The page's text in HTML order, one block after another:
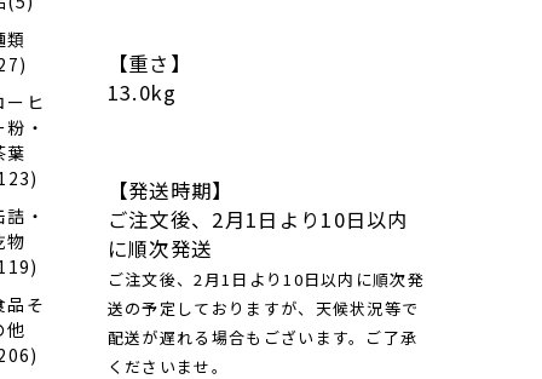
類
ーヒ
粉・
葉
詰・
物
品そ
他
【重さ】
13.0kg
【発送時期】
ご注文後、2月1日より10日以内
に順次発送
ご注文後、2月1日より10日以内に順次発
送の予定しておりますが、天候状況等で
配送が遅れる場合もございます。ご了承
くださいませ。